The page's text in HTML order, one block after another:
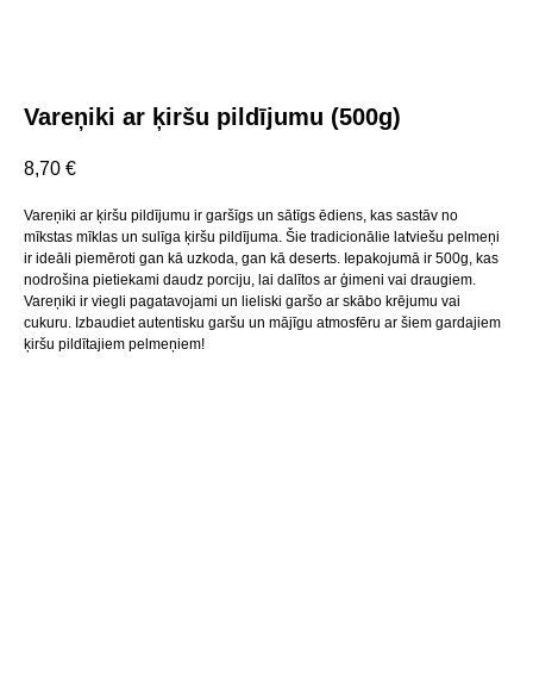
Vareņiki ar ķiršu pildījumu (500g)
8,70 €
Vareņiki ar ķiršu pildījumu ir garšīgs un sātīgs ēdiens, kas sastāv no
mīkstas mīklas un sulīga ķiršu pildījuma. Šie tradicionālie latviešu pelmeņi
ir ideāli piemēroti gan kā uzkoda, gan kā deserts. Iepakojumā ir 500g, kas
nodrošina pietiekami daudz porciju, lai dalītos ar ģimeni vai draugiem.
Vareņiki ir viegli pagatavojami un lieliski garšo ar skābo krējumu vai
cukuru. Izbaudiet autentisku garšu un mājīgu atmosfēru ar šiem gardajiem
ķiršu pildītajiem pelmeņiem!